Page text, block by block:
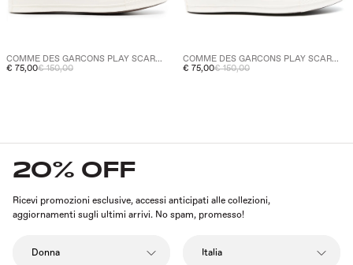
COMME DES GARCONS PLAY SCAR...
€ 75,00€ 150,00
COMME DES GARCONS PLAY SCAR...
€ 75,00€ 150,00
20% OFF
Ricevi promozioni esclusive, accessi anticipati alle collezioni,
aggiornamenti sugli ultimi arrivi. No spam, promesso!